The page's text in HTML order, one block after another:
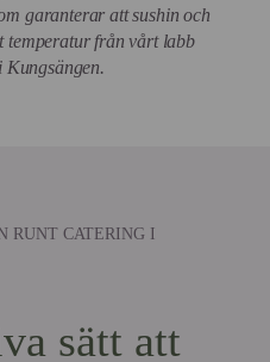
garanterar att sushin och
temperatur från vårt labb
RUNT CATERING I
sätt att